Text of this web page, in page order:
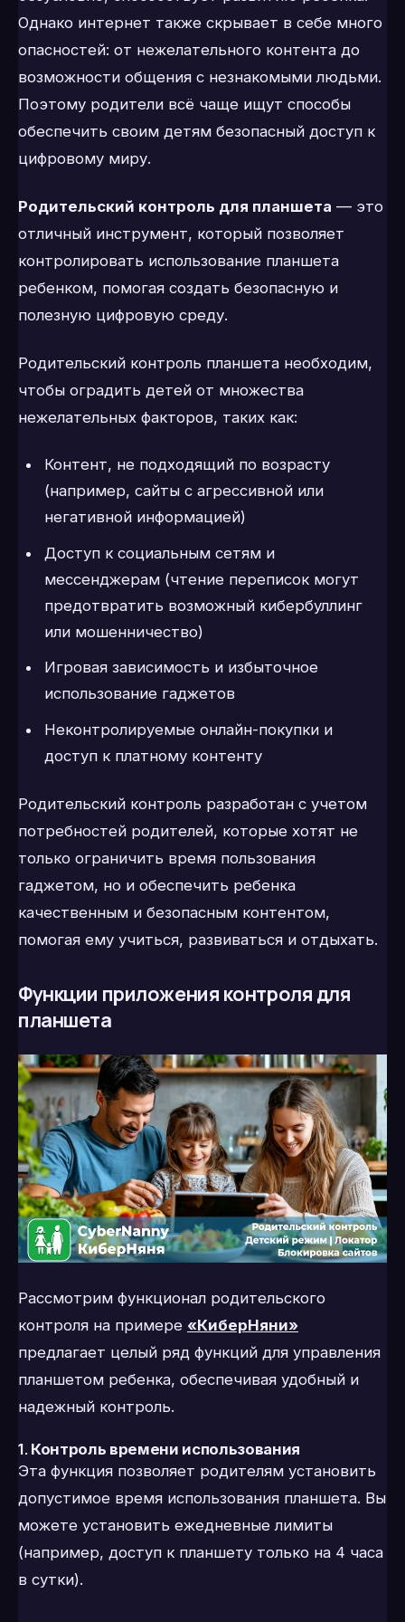
Однако интернет также скрывает в себе много
опасностей: от нежелательного контента до
возможности общения с незнакомыми людьми.
Поэтому родители всё чаще ищут способы
обеспечить своим детям безопасный доступ к
цифровому миру.
Родительский контроль для планшета — это
отличный инструмент, который позволяет
контролировать использование планшета
ребенком, помогая создать безопасную и
полезную цифровую среду.
Родительский контроль планшета необходим,
чтобы оградить детей от множества
нежелательных факторов, таких как:
Контент, не подходящий по возрасту
(например, сайты с агрессивной или
негативной информацией)
Доступ к социальным сетям и
мессенджерам (чтение переписок могут
предотвратить возможный кибербуллинг
или мошенничество)
Игровая зависимость и избыточное
использование гаджетов
Неконтролируемые онлайн-покупки и
доступ к платному контенту
Родительский контроль разработан с учетом
потребностей родителей, которые хотят не
только ограничить время пользования
гаджетом, но и обеспечить ребенка
качественным и безопасным контентом,
помогая ему учиться, развиваться и отдыхать.
Функции приложения контроля для
планшета
Рассмотрим функционал родительского
контроля на примере «КиберНяни»
предлагает целый ряд функций для управления
планшетом ребенка, обеспечивая удобный и
надежный контроль.
1. Контроль времени использования
Эта функция позволяет родителям установить
допустимое время использования планшета. Вы
можете установить ежедневные лимиты
(например, доступ к планшету только на 4 часа
в сутки).